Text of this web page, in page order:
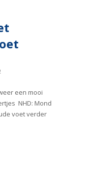
een mooi
NHD: Mond
voet verder